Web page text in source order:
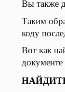
Вы также
Таким
коду
Вот как